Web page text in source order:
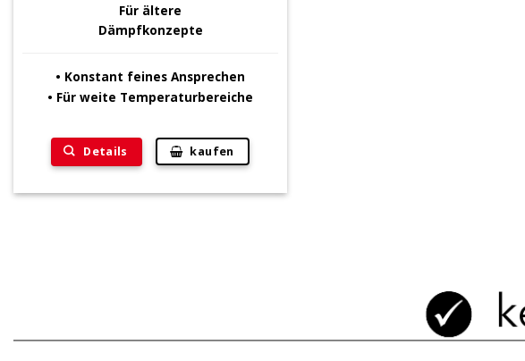
Für ältere
Dämpfkonzepte
• Konstant feines Ansprechen
• Für weite Temperaturbereiche
Details kaufen